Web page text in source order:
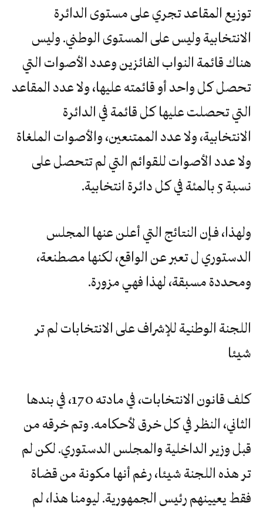
توزيع المقاعد تجري على مستوى الدائرة
الانتخابية وليس على المستوى الوطني. وليس
هناك قائمة النواب الفائزين وعدد الأصوات التي
تحصل كل واحد أو قائمته عليها، ولا عدد المقاعد
التي تحصلت عليها كل قائمة في الدائرة
الانتخابية، ولا عدد الممتنعين، والأصوات الملغاة
ولا عدد الأصوات للقوائم التي لم تتحصل على
نسبة 5 بالمئة في كل دائرة انتخابية.
ولهذا، فـإن النتائج التي أعلن عنها المجلس
الدستوري ل تعبر عن الواقع، لكنها مصطنعة،
ومحددة مسبقة، لهذا فهي مزورة.
اللجنة الوطنية للإشراف على الانتخابات لم تر
شيئا
كلف قانون الانتخابات، في مادته 170، في بندها
الثاني، النظر في كل خرق لأحكامه. وتم خرقه من
قبل وزير الداخلية والمجلس الدستوري. لكن لم
تر هذه اللجنة شيئا، رغم أنها مكونة من قضاة
فقط يعيينهم رئيس الجمهورية. ليومنا هذا، لم